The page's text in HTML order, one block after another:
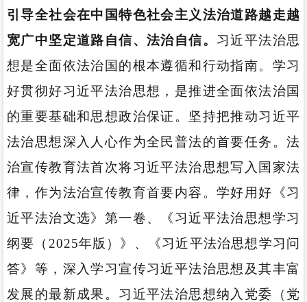
引导全社会在中国特色社会主义法治道路越走越
宽广中坚定道路自信、法治自信。 习近平法治思
想是全面依法治国的根本遵循和行动指南。学习
好贯彻好习近平法治思想，是推进全面依法治国
的重要基础和思想政治保证。坚持把推动习近平
法治思想深入人心作为全民普法的首要任务。法
治宣传教育法首次将习近平法治思想写入国家法
律，作为法治宣传教育首要内容。学好用好《习
近平法治文选》第一卷、《习近平法治思想学习
纲要（2025年版）》、《习近平法治思想学习问
答》等，深入学习宣传习近平法治思想及其丰富
发展的最新成果。习近平法治思想纳入党委（党